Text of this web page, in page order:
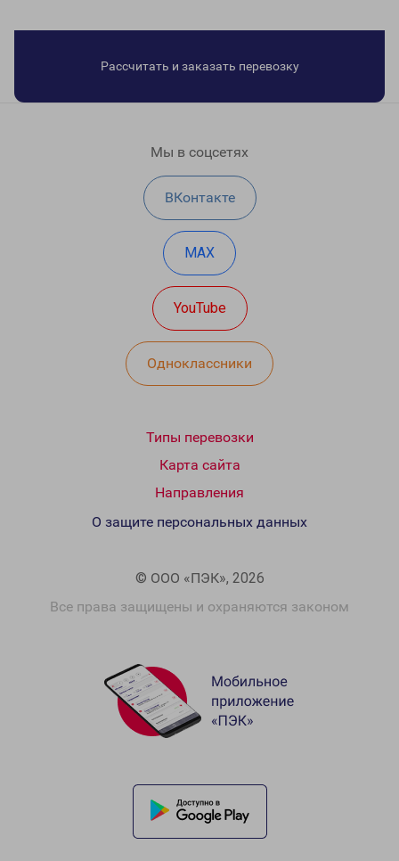
Рассчитать и заказать перевозку
Мы в соцсетях
ВКонтакте
MAX
YouTube
Одноклассники
Типы перевозки
Карта сайта
Направления
© ООО «ПЭК», 2026
Все права защищены и охраняются законом
О защите персональных данных